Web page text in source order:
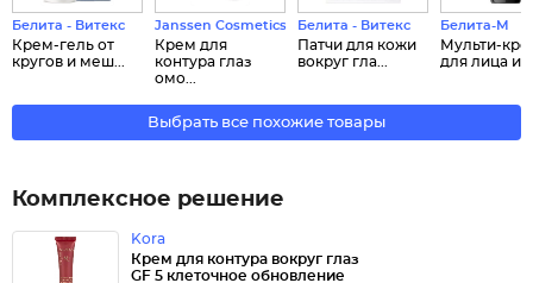
Белита - Витекс
Крем-гель от
кругов и меш...
Janssen Cosmetics
Крем для
контура глаз
омо...
Белита - Витекс
Патчи для кожи
вокруг гла...
Белита-М
Мульти-
для лица и
Выбрать все похожие товары
Комплексное решение
Kora
Крем для контура вокруг глаз
GF 5 клеточное обновление